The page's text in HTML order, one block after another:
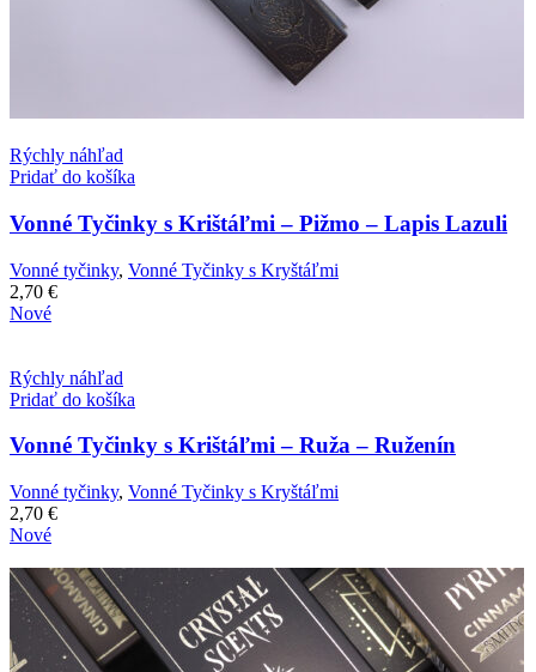
Rýchly náhľad
Pridať do košíka
Vonné Tyčinky s Krištáľmi – Pižmo – Lapis Lazuli
Vonné tyčinky, Vonné Tyčinky s Kryštáľmi
2,70 €
Nové
Rýchly náhľad
Pridať do košíka
Vonné Tyčinky s Krištáľmi – Ruža – Ruženín
Vonné tyčinky, Vonné Tyčinky s Kryštáľmi
2,70 €
Nové